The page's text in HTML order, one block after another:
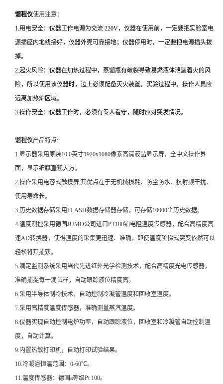
馏程仪使用注意：
1.用电安全：仪器工作电源为交流 220V，仪器在使用前，一定要把实验室电
源插座内地线接好，仪器外壳可靠接地；仪器停用时，一定要把电源插头拨
掉。
2.起火风险：仪器在加热过程中，蒸馏瓶有破裂导致易燃液体泄漏着火的风
险，所以使用该仪器时，边上必须配备灭火装置，实验过程中，操作人员应
远离加热炉区域。
3.操作安全：仪器工作时，必须有专人看守，随时应对突发情况。
馏程仪产品特点:
1.显示器采用原装10.0英寸1920x1080像素高清液晶显示屏，全中文操作界
面，显示细腻直观大方。
2.操作采用电容式触摸屏,其优点在于无机械损耗、防尘防水、抗射频干扰、
使用寿命长。
3.历史数据存储采用FLASH数据存储器存储，可存储10000个历史数据。
4.温度测控采用德国JUMO公司进口PT100铂电阻温度传感器，配合高精度高
速AD转换器，使得温度的采集更迅速、准确，即使温度阶梯式突变依然可以
轻松将其捕获。
5.滴定监测系统采用当代先进红外光学检测技术，配合高精度光电传感器，
准确捕捉每一滴试样，自动跟踪液位精度高。
6.采用半导体制冷技术，自动控制冷凝管温度和回收室温度。
7.采用高精度温度传感器，准确测量蒸汽温度。
8.仪器实现自动控制电炉功率，自动跟踪液位，回收室和冷凝管自动控制温
度，自动计算。
9.内置热敏打印机，自动打印试验结果。
10.冷凝浴恒温范围：0-60℃。
11.温度传感器：德国a等级Pt 100。